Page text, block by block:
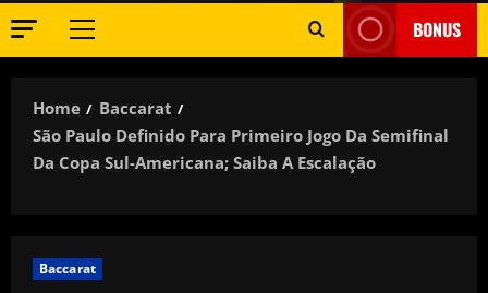
Primary
BONUS
Home
Baccarat
São Paulo Definido Para Primeiro Jogo Da Semifinal
Da Copa Sul-Americana; Saiba A Escalação
Baccarat